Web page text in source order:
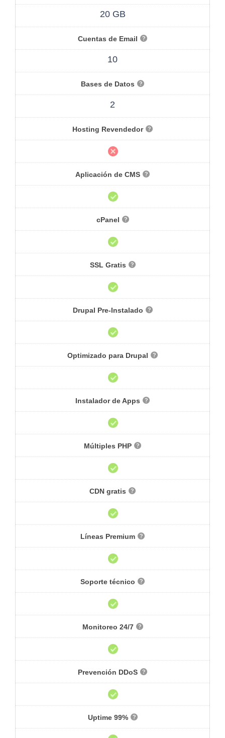
20 GB
Cuentas de Email
10
Bases de Datos
2
Hosting Revendedor
Aplicación de CMS
cPanel
SSL Gratis
Drupal Pre-Instalado
Optimizado para Drupal
Instalador de Apps
Múltiples PHP
CDN gratis
Líneas Premium
Soporte técnico
Monitoreo 24/7
Prevención DDoS
Uptime 99%